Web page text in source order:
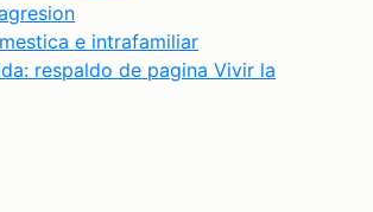
e intrafamiliar
respaldo de pagina Vivir la